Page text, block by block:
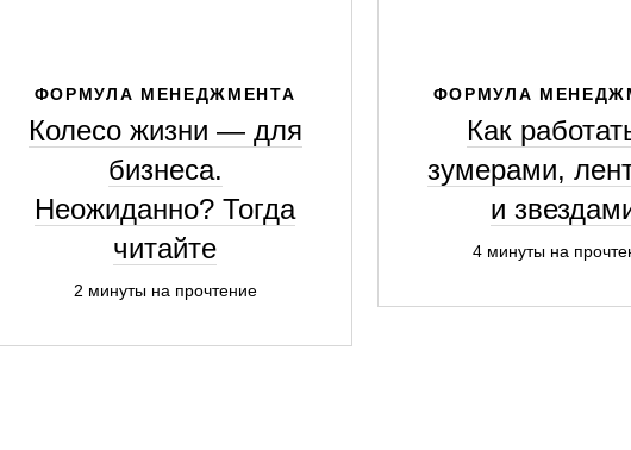
ФОРМУЛА МЕНЕДЖМЕНТА
Колесо жизни — для
бизнеса.
Неожиданно? Тогда
читайте
2 минуты на прочтение
ФОРМУЛА
Как
зумерами,
и
4 минуты на